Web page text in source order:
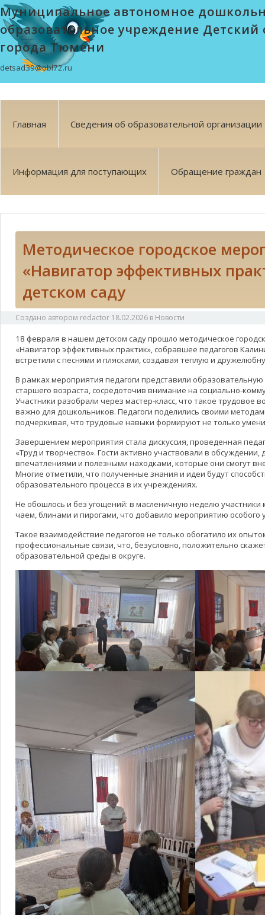
Муниципальное автономное
образовательное учреждение Детский
города Тюмени
detsad39@obl72.ru
Главная Сведения об образовательной организации
Информация для поступающих Обращение граждан
Методическое городское
«Навигатор эффективных
детском саду
Создано автором redactor 18.02.2026 в Новости
18 февраля в нашем детском саду прошло методическое
«Навигатор эффективных практик», собравшее педагогов
встретили с песнями и плясками, создавая теплую и
В рамках мероприятия педагоги представили
старшего возраста, сосредоточив внимание на социально-
Участники разобрали через мастер-класс, что такое трудовое
важно для дошкольников. Педагоги поделились своими
подчеркивая, что трудовые навыки формируют не только
Завершением мероприятия стала дискуссия, проведенная
«Труд и творчество». Гости активно участвовали в обсуждении,
впечатлениями и полезными находками, которые они смогут
Многие отметили, что полученные знания и идеи будут
образовательного процесса в их учреждениях.
Не обошлось и без угощений: в масленичную неделю участники
чаем, блинами и пирогами, что добавило мероприятию особого
Такое взаимодействие педагогов не только обогатило их
профессиональные связи, что, безусловно, положительно
образовательной среды в округе.